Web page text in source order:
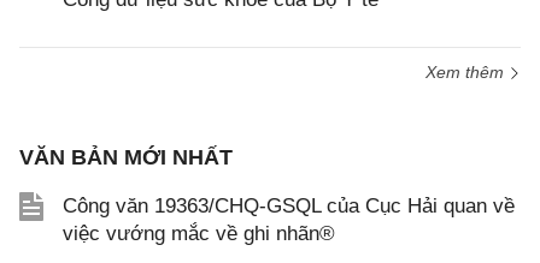
Xem thêm
VĂN BẢN MỚI NHẤT
Công văn 19363/CHQ-GSQL của Cục Hải quan về
việc vướng mắc về ghi nhãn®